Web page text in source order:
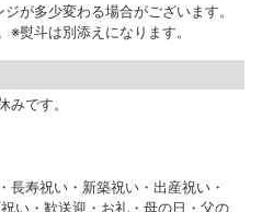
が多少変わる場合がございます。
※熨斗は別添えになります。
みです。
長寿祝い・新築祝い・出産祝い・
い・歓送迎・お礼・母の日・父の